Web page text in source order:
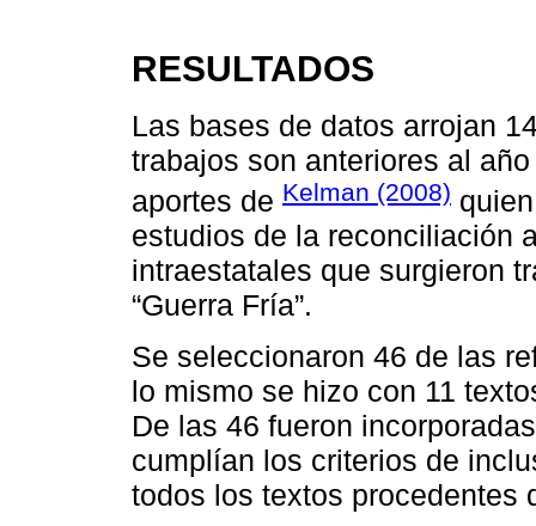
RESULTADOS
Las bases de datos arrojan
trabajos son anteriores al
aportes de Kelman (2008)
estudios de la reconciliación
intraestatales que surgieron
“Guerra Fría”.
Se seleccionaron 46 de las
lo mismo se hizo con 11
De las 46 fueron
cumplían los criterios de
todos los textos procedentes